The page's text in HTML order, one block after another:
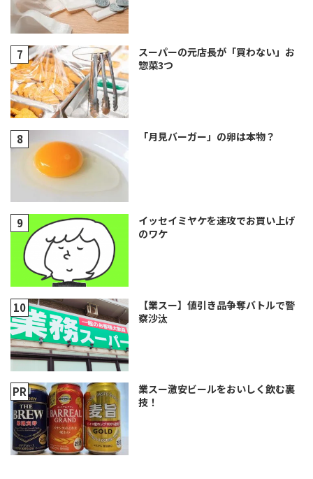
スーパーの元店長が「買わない」お
惣菜3つ
「月見バーガー」の卵は本物？
イッセイミヤケを速攻でお買い上げ
のワケ
【業スー】値引き品争奪バトルで警
察沙汰
業スー激安ビールをおいしく飲む裏
技！